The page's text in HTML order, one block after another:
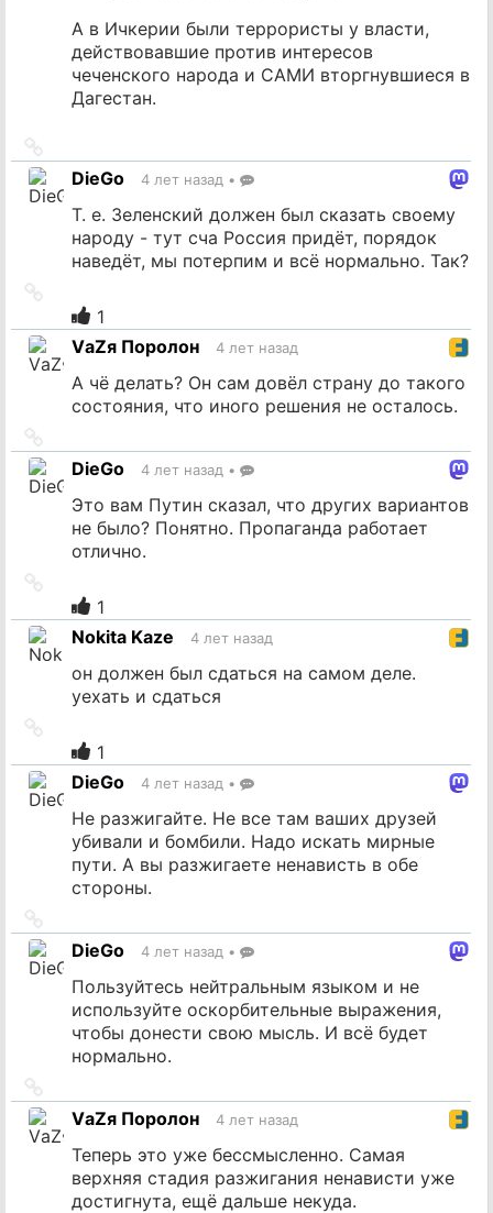
А в Ичкерии были террористы у власти,
действовавшие против интересов
чеченского народа и САМИ вторгнувшиеся в
Дагестан.
на
источник
DieGo 4 лет назад •
Т. е. Зеленский должен был сказать своему
народу - тут сча Россия придёт, порядок
наведёт, мы потерпим и всё нормально. Так?
источник
1
VаZя Поролон
4 лет назад
А чё делать? Он сам довёл страну до такого
состояния, что иного решения не осталось.
на
источник
DieGo 4 лет назад •
Это вам Путин сказал, что других вариантов
не было? Понятно. Пропаганда работает
отлично.
источник
1
Nokita Kaze
4 лет назад
он должен был сдаться на самом деле.
уехать и сдаться
источник
1
DieGo
4 лет назад •
Не разжигайте. Не все там ваших друзей
убивали и бомбили. Надо искать мирные
пути. А вы разжигаете ненависть в обе
стороны.
на
источник
DieGo 4 лет назад •
Пользуйтесь нейтральным языком и не
используйте оскорбительные выражения,
чтобы донести свою мысль. И всё будет
нормально.
на
источник
VаZя Поролон 4 лет назад
Теперь это уже бессмысленно. Самая
верхняя стадия разжигания ненависти уже
достигнута, ещё дальше некуда.